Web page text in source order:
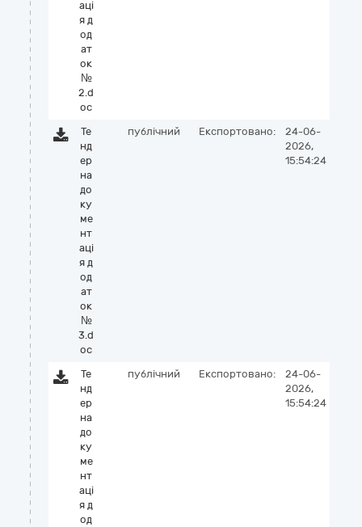
аці
я д
од
ат
ок
№
2.d
oc
Те
нд
ер
на
до
ку
ме
нт
аці
я д
од
ат
ок
№
3.d
oc
публічний Експортовано:
24-06-
2026,
15:54:24
Те
нд
ер
на
до
ку
ме
нт
аці
я д
од
публічний Експортовано:
24-06-
2026,
15:54:24